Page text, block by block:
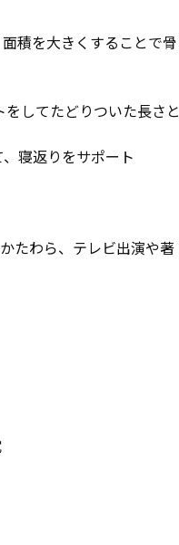
積を大きくすることで骨
してたどりついた長さと
寝返りをサポート
たわら、テレビ出演や著